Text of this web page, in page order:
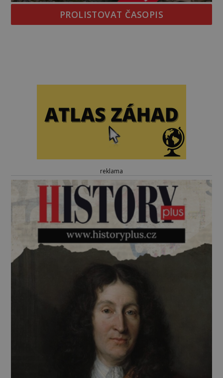
PROLISTOVAT ČASOPIS
reklama